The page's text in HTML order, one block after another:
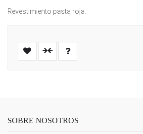
Revestimiento pasta roja.
SOBRE NOSOTROS